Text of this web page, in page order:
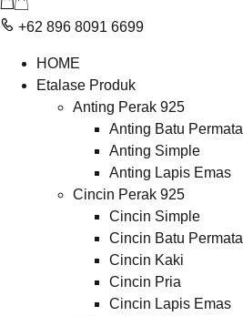
+62 896 8091 6699
HOME
Etalase Produk
Anting Perak 925
Anting Batu Permata
Anting Simple
Anting Lapis Emas
Cincin Perak 925
Cincin Simple
Cincin Batu Permata
Cincin Kaki
Cincin Pria
Cincin Lapis Emas